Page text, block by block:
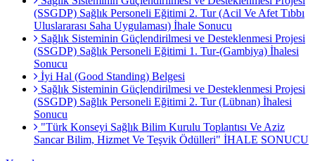
(SSGDP) Sağlık Personeli Eğitimi 2. Tur (Acil Ve Afet Tıbbı
Uluslararası Saha Uygulaması) İhale Sonucu
Sağlık Sisteminin Güçlendirilmesi ve Desteklenmesi Projesi
(SSGDP) Sağlık Personeli Eğitimi 1. Tur-(Gambiya) İhalesi
Sonucu
İyi Hal (Good Standing) Belgesi
Sağlık Sisteminin Güçlendirilmesi ve Desteklenmesi Projesi
(SSGDP) Sağlık Personeli Eğitimi 2. Tur (Lübnan) İhalesi
Sonucu
"Türk Konseyi Sağlık Bilim Kurulu Toplantısı Ve Aziz
Sancar Bilim, Hizmet Ve Teşvik Ödülleri" İHALE SONUCU